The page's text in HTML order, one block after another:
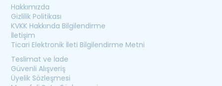
Hakkımızda
Gizlilik Politikası
KVKK Hakkında Bilgilendirme
İletişim
Ticari Elektronik İleti Bilgilendirme Metni
Teslimat ve İade
Güvenli Alışveriş
Üyelik Sözleşmesi